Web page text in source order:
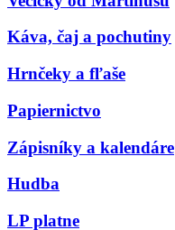
Káva, čaj a pochutiny
Hrnčeky a fľaše
Papiernictvo
Zápisníky a kalendáre
Hudba
LP platne